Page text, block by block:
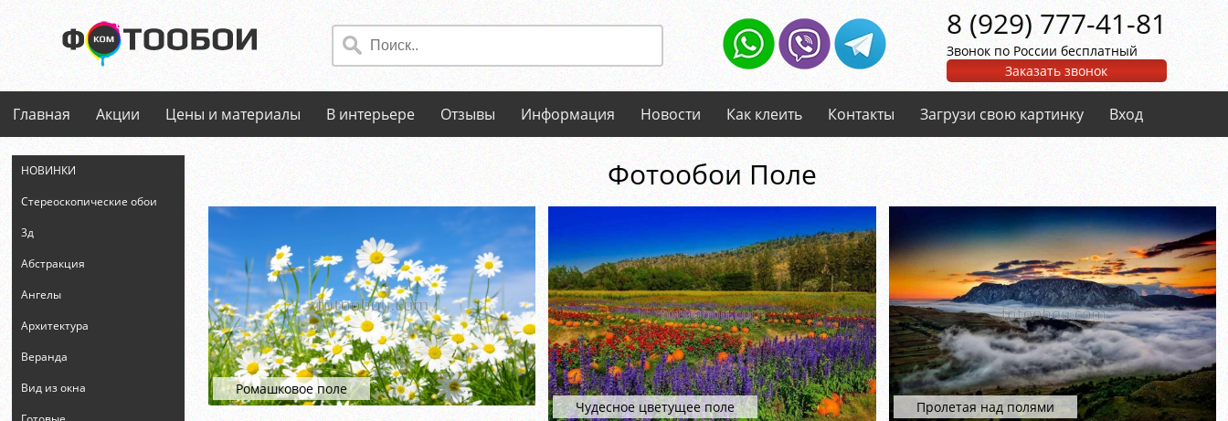
8 (929) 777-41-81
Звонок по России бесплатный
Заказать звонок
Главная Акции Цены и материалы В интерьере Отзывы Информация Новости Как клеить Контакты Загрузи свою картинку Вход
НОВИНКИ
Стереоскопические обои
3д
Абстракция
Ангелы
Архитектура
Веранда
Вид из окна
Фотообои Поле
Ромашковое поле
Чудесное цветущее поле Пролетая над полями